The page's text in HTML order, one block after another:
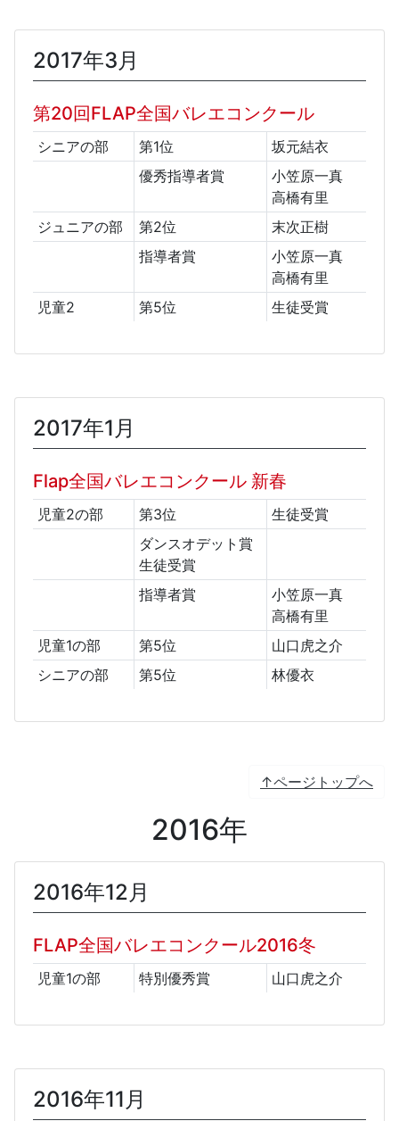
2017年3月
第20回FLAP全国バレエコンクール
シニアの部 第1位
坂元結衣
優秀指導者賞
小笠原一真
高橋有里
ジュニアの部
第2位
末次正樹
指導者賞
小笠原一真
高橋有里
児童2
第5位 生徒受賞
2017年1月
Flap全国バレエコンクール 新春
児童2の部 第3位
生徒受賞
ダンスオデット賞
生徒受賞
指導者賞
小笠原一真
高橋有里
児童1の部
第5位
山口虎之介
シニアの部
第5位 林優衣
↑ページトップへ
2016年
2016年12月
FLAP全国バレエコンクール2016冬
児童1の部 特別優秀賞 山口虎之介
2016年11月